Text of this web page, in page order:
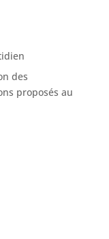
des
proposés au